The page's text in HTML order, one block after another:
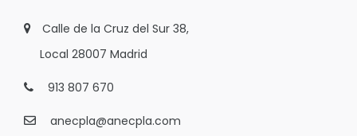
Calle de la Cruz del Sur 38,
Local 28007 Madrid
913 807 670
anecpla@anecpla.com